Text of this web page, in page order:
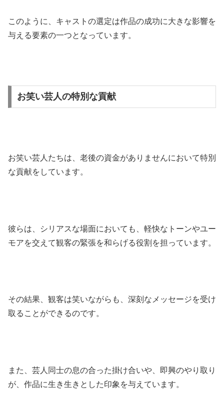
このように、キャストの選定は作品の成功に大きな影響を
与える要素の一つとなっています。
お笑い芸人の特別な貢献
お笑い芸人たちは、老後の資金がありませんにおいて特別
な貢献をしています。
彼らは、シリアスな場面においても、軽快なトーンやユー
モアを交えて観客の緊張を和らげる役割を担っています。
その結果、観客は笑いながらも、深刻なメッセージを受け
取ることができるのです。
また、芸人同士の息の合った掛け合いや、即興のやり取り
が、作品に生き生きとした印象を与えています。